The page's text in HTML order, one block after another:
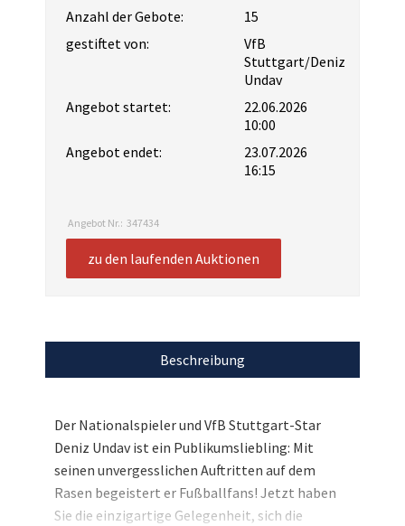
Anzahl der Gebote:
15
gestiftet von:
VfB
Stuttgart/Deniz
Undav
Angebot startet:
22.06.2026
10:00
Angebot endet:
23.07.2026
16:15
Angebot Nr.: 347434
zu den laufenden Auktionen
Beschreibung
Der Nationalspieler und VfB Stuttgart-Star
Deniz Undav ist ein Publikumsliebling: Mit
seinen unvergesslichen Auftritten auf dem
Rasen begeistert er Fußballfans! Jetzt haben
Sie die einzigartige Gelegenheit, sich die